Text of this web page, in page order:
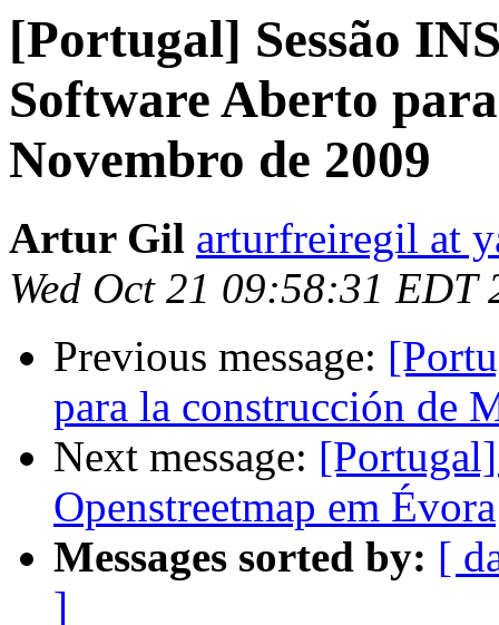
[Portugal] Sessão
Software Aberto
Novembro de 2009
Artur Gil arturfreiregil at
Wed Oct 21 09:58:31 EDT
Previous message:
para la construcción de
Next message:
Openstreetmap em Évora
Messages sorted by: [
]